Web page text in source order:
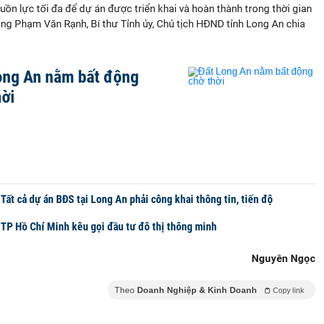
lực tối đa để dự án được triển khai và hoàn thành trong thời gian
Phạm Văn Rạnh, Bí thư Tỉnh ủy, Chủ tịch HĐND tỉnh Long An chia
An nằm bất động
Tất cả dự án BĐS tại Long An phải công khai thông tin, tiến độ
TP Hồ Chí Minh kêu gọi đầu tư đô thị thông minh
Nguyên Ngọc
Theo Doanh Nghiệp & Kinh Doanh Copy link